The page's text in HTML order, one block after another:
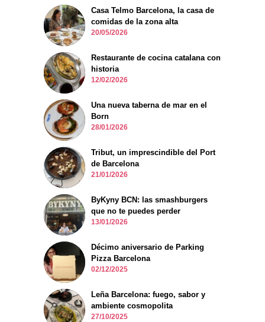
Casa Telmo Barcelona, la casa de
comidas de la zona alta
20/05/2026
Restaurante de cocina catalana con
historia
12/02/2026
Una nueva taberna de mar en el
Born
28/01/2026
Tribut, un imprescindible del Port
de Barcelona
21/01/2026
ByKyny BCN: las smashburgers
que no te puedes perder
13/01/2026
Décimo aniversario de Parking
Pizza Barcelona
02/12/2025
Leña Barcelona: fuego, sabor y
ambiente cosmopolita
27/10/2025